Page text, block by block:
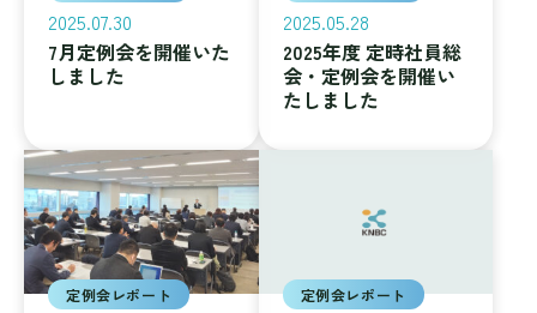
2025.07.30
7月定例会を開催いた
しました
2025.05.28
2025年度 定時社員総
会・定例会を開催い
たしました
定例会レポート 定例会レポート